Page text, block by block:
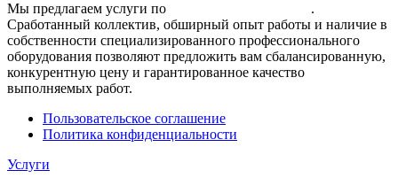
Мы предлагаем услуги по
.
Сработанный коллектив, обширный опыт работы и наличие в
собственности специализированного профессионального
оборудования позволяют предложить вам сбалансированную,
конкурентную цену и гарантированное качество
выполняемых работ.
Пользовательское соглашение
Политика конфиденциальности
Услуги